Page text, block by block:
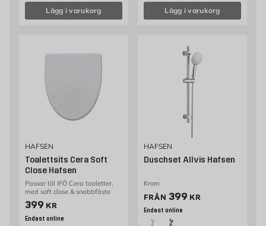
Lägg i varukorg Lägg i varukorg
HAFSEN
Toalettsits Cera Soft
Close Hafsen
Passar till IFÖ Cera toaletter,
med soft close & snabbfäste
Pris 399 kr
399 KR
Endast online
HAFSEN
Duschset Allvis Hafsen
Krom
FRÅN Pris 399 kr
399 KR
Endast online